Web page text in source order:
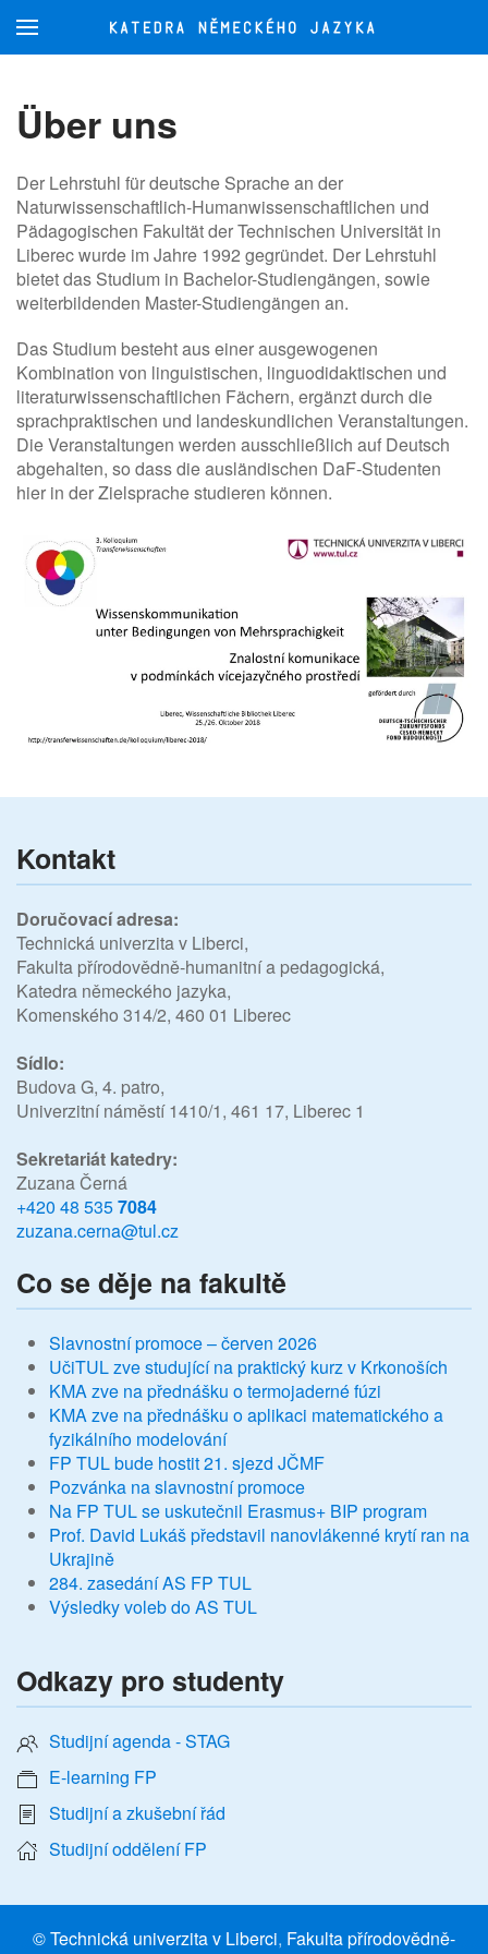
Zum Hauptinhalt springen
Über uns
Der Lehrstuhl für deutsche Sprache an der
Naturwissenschaftlich-Humanwissenschaftlichen und
Pädagogischen Fakultät der Technischen Universität in
Liberec wurde im Jahre 1992 gegründet. Der Lehrstuhl
bietet das Studium in Bachelor-Studiengängen, sowie
weiterbildenden Master-Studiengängen an.
Das Studium besteht aus einer ausgewogenen
Kombination von linguistischen, linguodidaktischen und
literaturwissenschaftlichen Fächern, ergänzt durch die
sprachpraktischen und landeskundlichen Veranstaltungen.
Die Veranstaltungen werden ausschließlich auf Deutsch
abgehalten, so dass die ausländischen DaF-Studenten
hier in der Zielsprache studieren können.
Kontakt
Doručovací adresa:
Technická univerzita v Liberci,
Fakulta přírodovědně-humanitní a pedagogická,
Katedra německého jazyka,
Komenského 314/2, 460 01 Liberec
Sídlo:
Budova G, 4. patro,
Univerzitní náměstí 1410/1, 461 17, Liberec 1
Sekretariát katedry:
Zuzana Černá
+420 48 5357084
zuzana.cerna@tul.cz
Co se děje na fakultě
Slavnostní promoce – červen 2026
UčiTUL zve studující na praktický kurz v Krkonoších
KMA zve na přednášku o termojaderné fúzi
KMA zve na přednášku o aplikaci matematického a
fyzikálního modelování
FP TUL bude hostit 21. sjezd JČMF
Pozvánka na slavnostní promoce
Na FP TUL se uskutečnil Erasmus+ BIP program
Prof. David Lukáš představil nanovlákenné krytí ran na
Ukrajině
284. zasedání AS FP TUL
Výsledky voleb do AS TUL
Odkazy pro studenty
Studijní agenda - STAG
E-learning FP
Studijní a zkušební řád
Studijní oddělení FP
©Technická univerzita v Liberci, Fakulta přírodovědně-